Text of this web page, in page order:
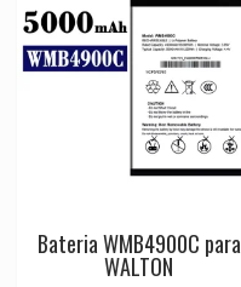
Bateria WMB4900C para
WALTON